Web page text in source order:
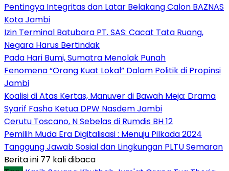
Pentingya Integritas dan Latar Belakang Calon BAZNAS
Kota Jambi
Izin Terminal Batubara PT. SAS: Cacat Tata Ruang,
Negara Harus Bertindak
Pada Hari Bumi, Sumatra Menolak Punah
Fenomena “Orang Kuat Lokal” Dalam Politik di Propinsi
Jambi
Koalisi di Atas Kertas, Manuver di Bawah Meja: Drama
Syarif Fasha Ketua DPW Nasdem Jambi
Cerutu Toscano, N Sebelas di Rumdis BH 12
Pemilih Muda Era Digitalisasi : Menuju Pilkada 2024
Tanggung Jawab Sosial dan Lingkungan PLTU Semaran
Berita ini 77 kali dibaca